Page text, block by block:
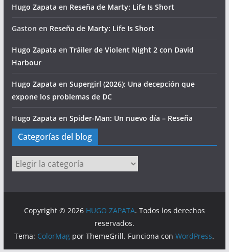
Hugo Zapata en Reseña de Marty: Life Is Short
Gaston en Reseña de Marty: Life Is Short
Hugo Zapata en Tráiler de Violent Night 2 con David
Harbour
Hugo Zapata en Supergirl (2026): Una decepción que
expone los problemas de DC
Hugo Zapata en Spider-Man: Un nuevo día – Reseña
Categorías del blog
Categorías
del
Copyright © 2026 HUGO ZAPATA. Todos los derechos
reservados.
Tema: ColorMag por ThemeGrill. Funciona conWordPress.